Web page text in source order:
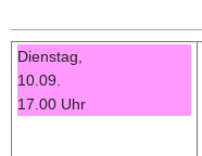
Dienstag,
10.09.
17.00 Uhr